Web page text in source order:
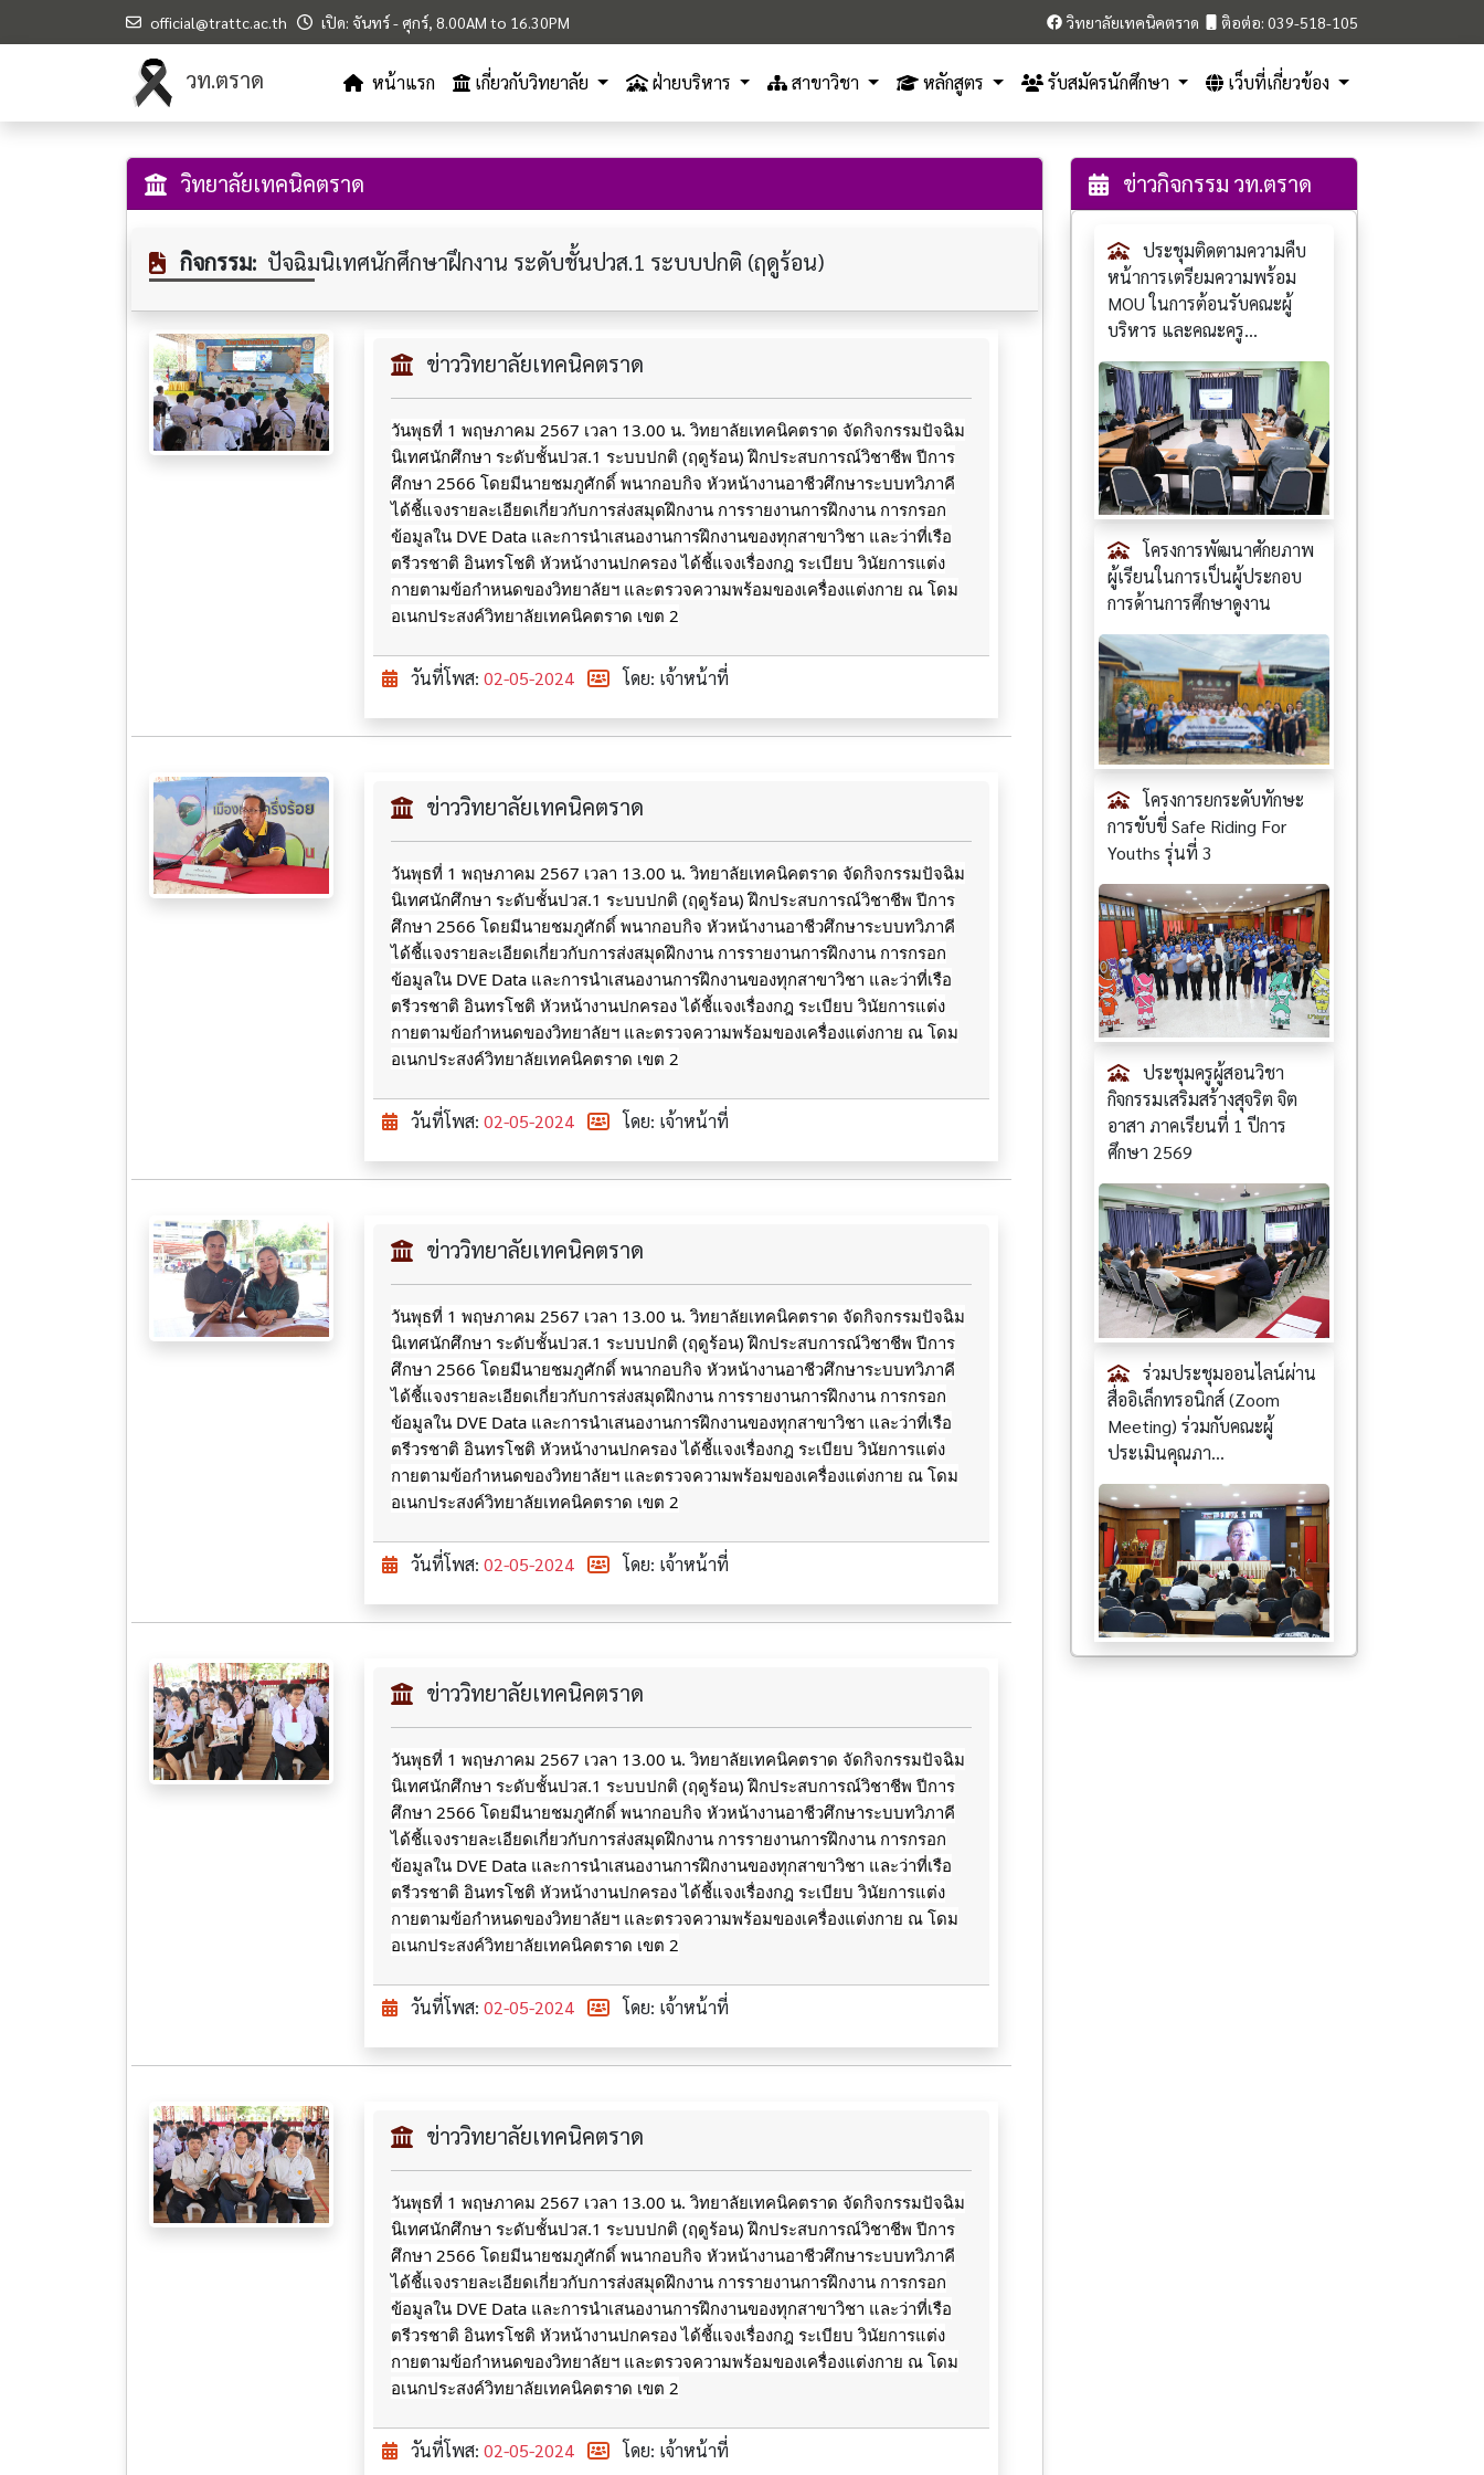
official@trattc.ac.th เปิด: จันทร์ - ศุกร์, 8.00AM to 16.30PM วิทยาลัยเทคนิคตราด ติอต่อ: 039-518-105
วท.ตราด หน้าแรก เกี่ยวกับวิทยาลัย ฝ่ายบริหาร สาขาวิชา หลักสูตร รับสมัครนักศึกษา เว็บที่เกี่ยวข้อง
วิทยาลัยเทคนิคตราด
กิจกรรม: ปัจฉิมนิเทศนักศึกษาฝึกงาน ระดับชั้นปวส.1 ระบบปกติ (ฤดูร้อน)
ข่าววิทยาลัยเทคนิคตราด
วันพุธที่ 1 พฤษภาคม 2567 เวลา 13.00 น. วิทยาลัยเทคนิคตราด จัดกิจกรรมปัจฉิม
นิเทศนักศึกษา ระดับชั้นปวส.1 ระบบปกติ (ฤดูร้อน) ฝึกประสบการณ์วิชาชีพ ปีการ
ศึกษา 2566 โดยมีนายชมภูศักดิ์ พนากอบกิจ หัวหน้างานอาชีวศึกษาระบบทวิภาคี
ได้ชี้แจงรายละเอียดเกี่ยวกับการส่งสมุดฝึกงาน การรายงานการฝึกงาน การกรอก
ข้อมูลใน DVE Data และการนำเสนองานการฝึกงานของทุกสาขาวิชา และว่าที่เรือ
ตรีวรชาติ อินทรโชติ หัวหน้างานปกครอง ได้ชี้แจงเรื่องกฎ ระเบียบ วินัยการแต่ง
กายตามข้อกำหนดของวิทยาลัยฯ และตรวจความพร้อมของเครื่องแต่งกาย ณ โดม
อเนกประสงค์วิทยาลัยเทคนิคตราด เขต 2
วันที่โพส:02-05-2024 โดย: เจ้าหน้าที่
ข่าววิทยาลัยเทคนิคตราด
วันพุธที่ 1 พฤษภาคม 2567 เวลา 13.00 น. วิทยาลัยเทคนิคตราด จัดกิจกรรมปัจฉิม
นิเทศนักศึกษา ระดับชั้นปวส.1 ระบบปกติ (ฤดูร้อน) ฝึกประสบการณ์วิชาชีพ ปีการ
ศึกษา 2566 โดยมีนายชมภูศักดิ์ พนากอบกิจ หัวหน้างานอาชีวศึกษาระบบทวิภาคี
ได้ชี้แจงรายละเอียดเกี่ยวกับการส่งสมุดฝึกงาน การรายงานการฝึกงาน การกรอก
ข้อมูลใน DVE Data และการนำเสนองานการฝึกงานของทุกสาขาวิชา และว่าที่เรือ
ตรีวรชาติ อินทรโชติ หัวหน้างานปกครอง ได้ชี้แจงเรื่องกฎ ระเบียบ วินัยการแต่ง
กายตามข้อกำหนดของวิทยาลัยฯ และตรวจความพร้อมของเครื่องแต่งกาย ณ โดม
อเนกประสงค์วิทยาลัยเทคนิคตราด เขต 2
วันที่โพส:02-05-2024 โดย: เจ้าหน้าที่
ข่าววิทยาลัยเทคนิคตราด
วันพุธที่ 1 พฤษภาคม 2567 เวลา 13.00 น. วิทยาลัยเทคนิคตราด จัดกิจกรรมปัจฉิม
นิเทศนักศึกษา ระดับชั้นปวส.1 ระบบปกติ (ฤดูร้อน) ฝึกประสบการณ์วิชาชีพ ปีการ
ศึกษา 2566 โดยมีนายชมภูศักดิ์ พนากอบกิจ หัวหน้างานอาชีวศึกษาระบบทวิภาคี
ได้ชี้แจงรายละเอียดเกี่ยวกับการส่งสมุดฝึกงาน การรายงานการฝึกงาน การกรอก
ข้อมูลใน DVE Data และการนำเสนองานการฝึกงานของทุกสาขาวิชา และว่าที่เรือ
ตรีวรชาติ อินทรโชติ หัวหน้างานปกครอง ได้ชี้แจงเรื่องกฎ ระเบียบ วินัยการแต่ง
กายตามข้อกำหนดของวิทยาลัยฯ และตรวจความพร้อมของเครื่องแต่งกาย ณ โดม
อเนกประสงค์วิทยาลัยเทคนิคตราด เขต 2
วันที่โพส:02-05-2024 โดย: เจ้าหน้าที่
ข่าววิทยาลัยเทคนิคตราด
วันพุธที่ 1 พฤษภาคม 2567 เวลา 13.00 น. วิทยาลัยเทคนิคตราด จัดกิจกรรมปัจฉิม
นิเทศนักศึกษา ระดับชั้นปวส.1 ระบบปกติ (ฤดูร้อน) ฝึกประสบการณ์วิชาชีพ ปีการ
ศึกษา 2566 โดยมีนายชมภูศักดิ์ พนากอบกิจ หัวหน้างานอาชีวศึกษาระบบทวิภาคี
ได้ชี้แจงรายละเอียดเกี่ยวกับการส่งสมุดฝึกงาน การรายงานการฝึกงาน การกรอก
ข้อมูลใน DVE Data และการนำเสนองานการฝึกงานของทุกสาขาวิชา และว่าที่เรือ
ตรีวรชาติ อินทรโชติ หัวหน้างานปกครอง ได้ชี้แจงเรื่องกฎ ระเบียบ วินัยการแต่ง
กายตามข้อกำหนดของวิทยาลัยฯ และตรวจความพร้อมของเครื่องแต่งกาย ณ โดม
อเนกประสงค์วิทยาลัยเทคนิคตราด เขต 2
วันที่โพส:02-05-2024 โดย: เจ้าหน้าที่
ข่าววิทยาลัยเทคนิคตราด
วันพุธที่ 1 พฤษภาคม 2567 เวลา 13.00 น. วิทยาลัยเทคนิคตราด จัดกิจกรรมปัจฉิม
นิเทศนักศึกษา ระดับชั้นปวส.1 ระบบปกติ (ฤดูร้อน) ฝึกประสบการณ์วิชาชีพ ปีการ
ศึกษา 2566 โดยมีนายชมภูศักดิ์ พนากอบกิจ หัวหน้างานอาชีวศึกษาระบบทวิภาคี
ได้ชี้แจงรายละเอียดเกี่ยวกับการส่งสมุดฝึกงาน การรายงานการฝึกงาน การกรอก
ข้อมูลใน DVE Data และการนำเสนองานการฝึกงานของทุกสาขาวิชา และว่าที่เรือ
ตรีวรชาติ อินทรโชติ หัวหน้างานปกครอง ได้ชี้แจงเรื่องกฎ ระเบียบ วินัยการแต่ง
กายตามข้อกำหนดของวิทยาลัยฯ และตรวจความพร้อมของเครื่องแต่งกาย ณ โดม
อเนกประสงค์วิทยาลัยเทคนิคตราด เขต 2
วันที่โพส:02-05-2024 โดย: เจ้าหน้าที่
ข่าวกิจกรรม วท.ตราด
ประชุมติดตามความคืบ
หน้าการเตรียมความพร้อม
MOU ในการต้อนรับคณะผู้
บริหาร และคณะครู...
โครงการพัฒนาศักยภาพ
ผู้เรียนในการเป็นผู้ประกอบ
การด้านการศึกษาดูงาน
โครงการยกระดับทักษะ
การขับขี่ Safe Riding For
Youths รุ่นที่ 3
ประชุมครูผู้สอนวิชา
กิจกรรมเสริมสร้างสุจริต จิต
อาสา ภาคเรียนที่ 1 ปีการ
ศึกษา 2569
ร่วมประชุมออนไลน์ผ่าน
สื่ออิเล็กทรอนิกส์ (Zoom
Meeting) ร่วมกับคณะผู้
ประเมินคุณภา...